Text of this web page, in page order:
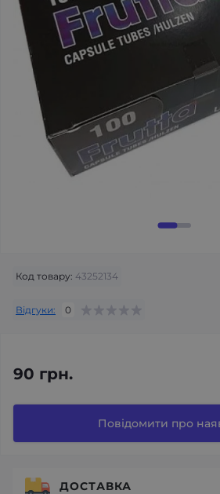
Код товару: 43252134
Відгуки: 0
90 грн.
Повідомити про
ДОСТАВКА